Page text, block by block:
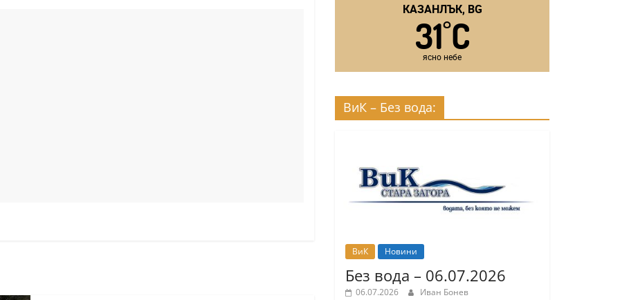
КАЗАНЛЪК, BG
31°C
ясно небе
ВиК – Без вода:
ВиК Новини
Без вода – 06.07.2026
06.07.2026 Иван Бонев